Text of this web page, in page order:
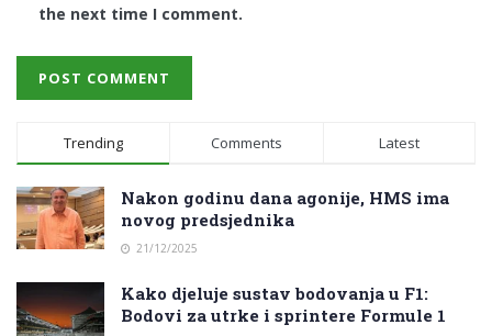
the next time I comment.
Trending Comments Latest
Nakon godinu dana agonije, HMS ima
novog predsjednika
21/12/2025
Kako djeluje sustav bodovanja u F1:
Bodovi za utrke i sprintere Formule 1